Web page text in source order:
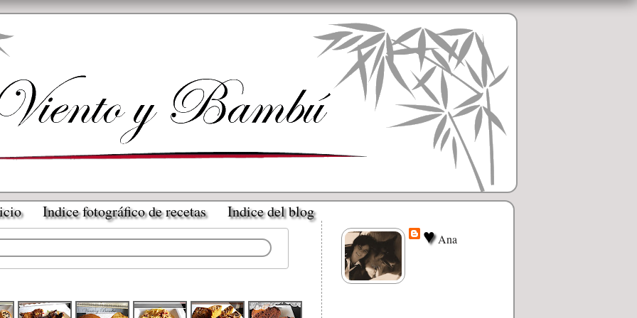
Indice fotográfico de recetas Indice del blog
♥Ana